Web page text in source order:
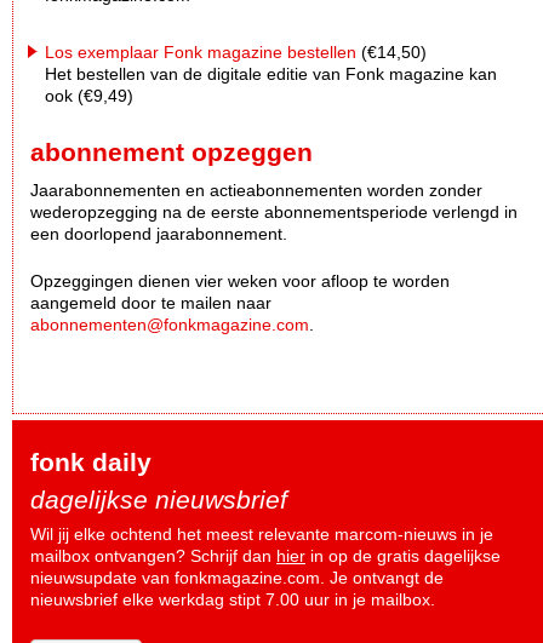
Los exemplaar Fonk magazine bestellen (€14,50)
Het bestellen van de digitale editie van Fonk magazine kan
ook (€9,49)
abonnement opzeggen
Jaarabonnementen en actieabonnementen worden zonder
wederopzegging na de eerste abonnementsperiode verlengd in
een doorlopend jaarabonnement.
Opzeggingen dienen vier weken voor afloop te worden
aangemeld door te mailen naar
abonnementen@fonkmagazine.com
fonk daily
dagelijkse nieuwsbrief
Wil jij elke ochtend het meest relevante marcom-nieuws in je
mailbox ontvangen? Schrijf dan hier in op de gratis dagelijkse
nieuwsupdate van fonkmagazine.com. Je ontvangt de
nieuwsbrief elke werkdag stipt 7.00 uur in je mailbox.